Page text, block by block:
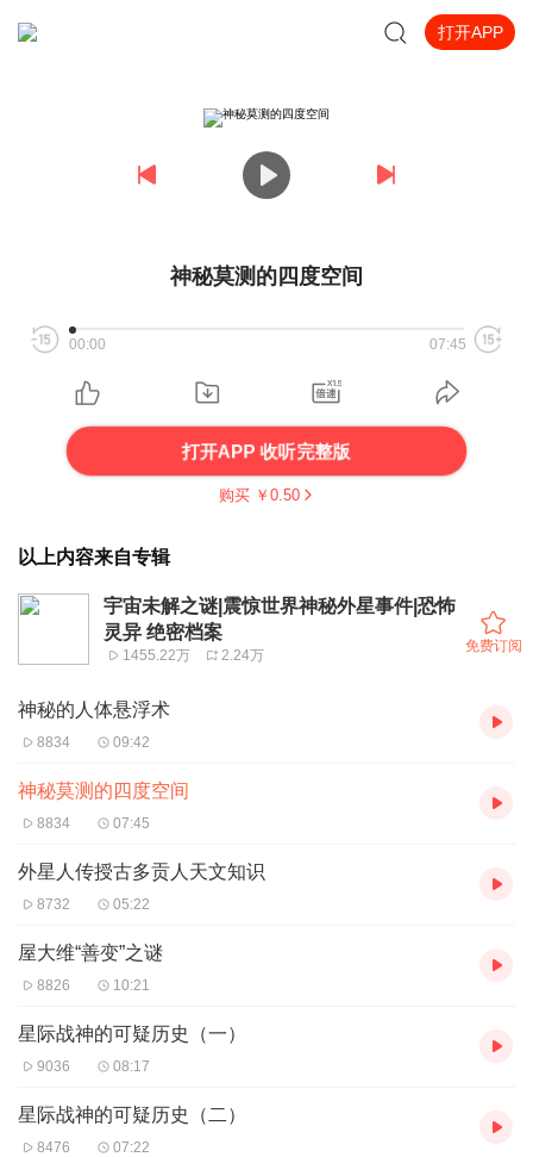
打开APP
神秘莫测的四度空间
00:00 07:45
打开APP 收听完整版
购买 ￥ 0.50
以上内容来自专辑
宇宙未解之谜|震惊世界神秘外星事件|恐怖
灵异 绝密档案
1455.22万 2.24万
免费订阅
神秘的人体悬浮术
8834 09:42
神秘莫测的四度空间
8834 07:45
外星人传授古多贡人天文知识
8732 05:22
屋大维“善变”之谜
8826 10:21
星际战神的可疑历史（一）
9036 08:17
星际战神的可疑历史（二）
8476 07:22